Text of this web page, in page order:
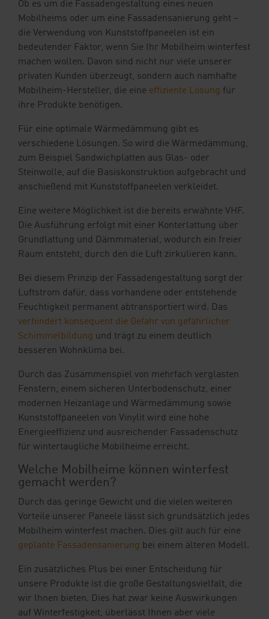
Ob es um die Fassadengestaltung eines neuen
Mobilheims oder um eine Fassadensanierung geht –
die Verwendung von Kunststoffpaneelen ist ein
bedeutender Faktor, wenn Sie Ihr Mobilheim winterfest
machen wollen. Davon sind nicht nur viele unserer
privaten Kunden überzeugt, sondern auch namhafte
Mobilheim-Hersteller, die eine effiziente Lösung für
ihre Produkte benötigen.
Für eine optimale Wärmedämmung gibt es
verschiedene Lösungen. So wird die Wärmedämmung,
zum Beispiel Sandwichplatten aus Glas- oder
Steinwolle, auf die Basiskonstruktion aufgebracht und
anschießend mit Kunststoffpaneelen verkleidet.
Eine weitere Möglichkeit ist die bereits erwähnte VHF.
Die Ausführung erfolgt mit einer Konterlattung über
Grundlattung und Dämmmaterial, wodurch ein freier
Raum entsteht, durch den die Luft zirkulieren kann.
Bei diesem Prinzip der Fassadengestaltung sorgt der
Luftstrom dafür, dass vorhandene oder entstehende
Feuchtigkeit permanent abtransportiert wird. Das
verhindert konsequent die Gefahr von gefährlicher
Schimmelbildung und trägt zu einem deutlich
besseren Wohnklima bei.
Durch das Zusammenspiel von mehrfach verglasten
Fenstern, einem sicheren Unterbodenschutz, einer
modernen Heizanlage und Wärmedämmung sowie
Kunststoffpaneelen von Vinylit wird eine hohe
Energieeffizienz und ausreichender Fassadenschutz
für wintertaugliche Mobilheime erreicht.
Welche Mobilheime können winterfest
gemacht werden?
Durch das geringe Gewicht und die vielen weiteren
Vorteile unserer Paneele lässt sich grundsätzlich jedes
Mobilheim winterfest machen. Dies gilt auch für eine
geplante Fassadensanierung bei einem älteren Modell.
Ein zusätzliches Plus bei einer Entscheidung für
unsere Produkte ist die große Gestaltungsvielfalt, die
wir Ihnen bieten. Dies hat zwar keine Auswirkungen
auf Winterfestigkeit, überlässt Ihnen aber viele